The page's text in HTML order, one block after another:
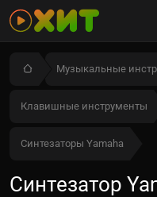
Музыкальные
Клавишные инструменты
Синтезаторы Yamaha
Синтезатор